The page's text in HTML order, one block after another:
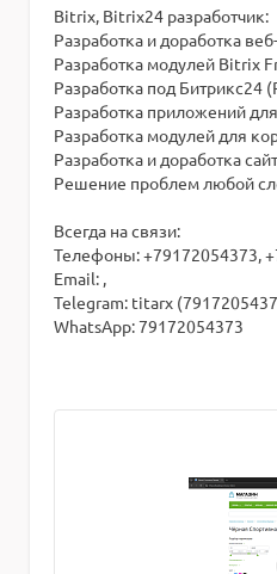
Bitrix, Bitrix24 разработчик:
Разработка и доработка
Разработка модулей Bitrix
Разработка под Битрикс24
Разработка приложений
Разработка модулей для
Разработка и доработка
Решение проблем любой
Всегда на связи:
Телефоны: +79172054373,
Email: ,
Telegram: titarx
WhatsApp: 79172054373